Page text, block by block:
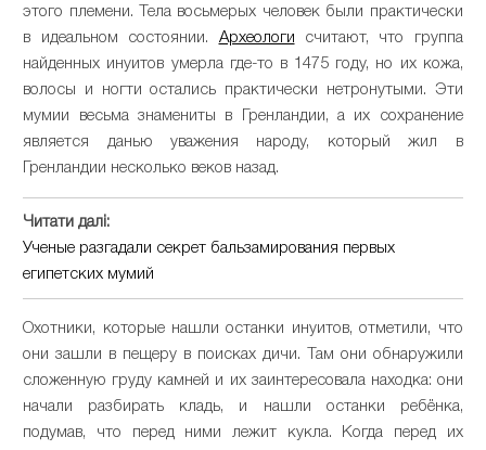
этого племени. Тела восьмерых человек были практически
в идеальном состоянии. Археологи считают, что группа
найденных инуитов умерла где-то в 1475 году, но их кожа,
волосы и ногти остались практически нетронутыми. Эти
мумии весьма знамениты в Гренландии, а их сохранение
является данью уважения народу, который жил в
Гренландии несколько веков назад.
Читати далі:
Ученые разгадали секрет бальзамирования первых
египетских мумий
Охотники, которые нашли останки инуитов, отметили, что
они зашли в пещеру в поисках дичи. Там они обнаружили
сложенную груду камней и их заинтересовала находка: они
начали разбирать кладь, и нашли останки ребёнка,
подумав, что перед ними лежит кукла. Когда перед их